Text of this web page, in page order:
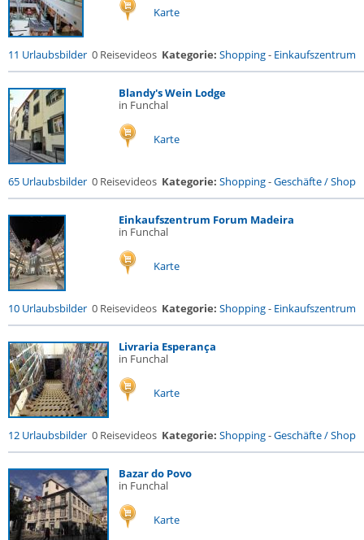
Karte
11 Urlaubsbilder 0 Reisevideos Kategorie: Shopping- Einkaufszentrum
Blandy's Wein Lodge
in Funchal
Karte
65 Urlaubsbilder 0 Reisevideos Kategorie: Shopping-Geschäfte / Shop
Einkaufszentrum Forum Madeira
in Funchal
Karte
10 Urlaubsbilder 0 Reisevideos Kategorie: Shopping- Einkaufszentrum
Livraria Esperança
in Funchal
Karte
12 Urlaubsbilder 0 Reisevideos Kategorie: Shopping-Geschäfte / Shop
Bazar do Povo
in Funchal
Karte